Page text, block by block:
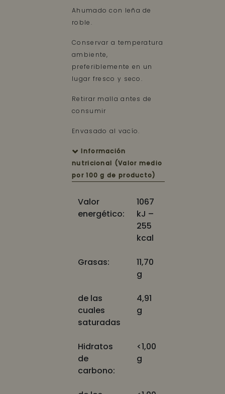
Ahumado con leña de
roble.
Conservar a temperatura
ambiente,
preferiblemente en un
lugar fresco y seco.
Retirar malla antes de
consumir
Envasado al vacío.
Información
nutricional (Valor medio
por 100 g de producto)
Valor
energético:
1067
kJ –
255
kcal
Grasas:
11,70
g
de las
cuales
saturadas
4,91
g
Hidratos
de
carbono:
<1,00
g